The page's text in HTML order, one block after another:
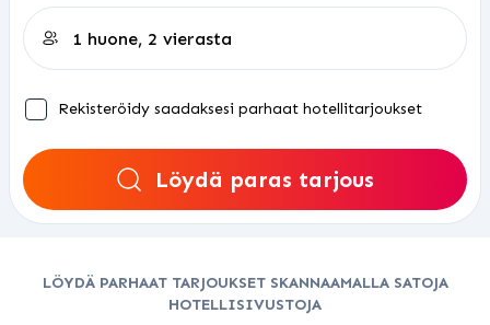
Rekisteröidy saadaksesi parhaat hotellitarjoukset
Löydä paras tarjous
LÖYDÄ PARHAAT TARJOUKSET SKANNAAMALLA SATOJA
HOTELLISIVUSTOJA